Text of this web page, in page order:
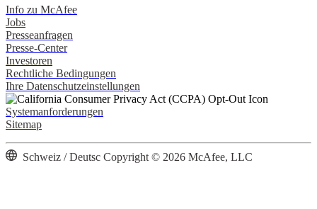
Info zu McAfee
Jobs
Presseanfragen
Presse-Center
Investoren
Rechtliche Bedingungen
Ihre Datenschutzeinstellungen
Systemanforderungen
Sitemap
Schweiz / Deutsc Copyright © 2026 McAfee, LLC